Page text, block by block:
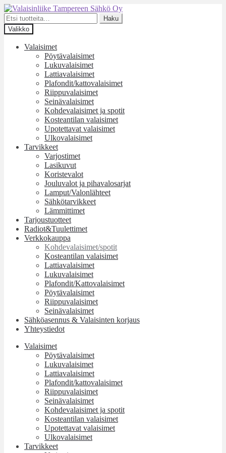
Siirry
navigointiin
Siirry
sisältöön
Etsi:
Haku
Valikko
Valaisimet
Pöytävalaisimet
Lukuvalaisimet
Lattiavalaisimet
Plafondit/kattovalaisimet
Riippuvalaisimet
Seinävalaisimet
Kohdevalaisimet ja spotit
Kosteantilan valaisimet
Upotettavat valaisimet
Ulkovalaisimet
Tarvikkeet
Varjostimet
Lasikuvut
Koristevalot
Jouluvalot ja pihavalosarjat
Lamput/Valonlähteet
Sähkötarvikkeet
Lämmittimet
Tarjoustuotteet
Radiot&Tuulettimet
Verkkokauppa
Kohdevalaisimet/spotit
Kosteantilan valaisimet
Lattiavalaisimet
Lukuvalaisimet
Plafondit/Kattovalaisimet
Pöytävalaisimet
Riippuvalaisimet
Seinävalaisimet
Sähköasennus & Valaisinten korjaus
Yhteystiedot
Valaisimet
Pöytävalaisimet
Lukuvalaisimet
Lattiavalaisimet
Plafondit/kattovalaisimet
Riippuvalaisimet
Seinävalaisimet
Kohdevalaisimet ja spotit
Kosteantilan valaisimet
Upotettavat valaisimet
Ulkovalaisimet
Tarvikkeet